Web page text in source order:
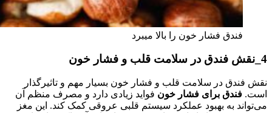
فندق فشار خون را بالا میبرد
4_نقش فندق در سلامت قلب و فشار خون
نقش فندق در سلامت قلب و فشار خون بسیار مهم و تاثیرگذار
است. فندق برای فشار خون فواید زیادی دارد و مصرف منظم آن
می‌تواند به بهبود عملکرد سیستم قلبی عروقی کمک کند. این مغز